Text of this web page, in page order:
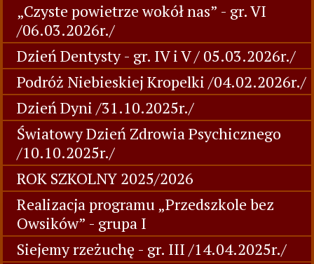
„Czyste powietrze wokół nas” - gr. VI
/06.03.2026r./
Dzień Dentysty - gr. IV i V / 05.03.2026r./
Podróż Niebieskiej Kropelki /04.02.2026r./
Dzień Dyni /31.10.2025r./
Światowy Dzień Zdrowia Psychicznego
/10.10.2025r./
ROK SZKOLNY 2025/2026
Realizacja programu „Przedszkole bez
Owsików” - grupa I
Siejemy rzeżuchę - gr. III /14.04.2025r./